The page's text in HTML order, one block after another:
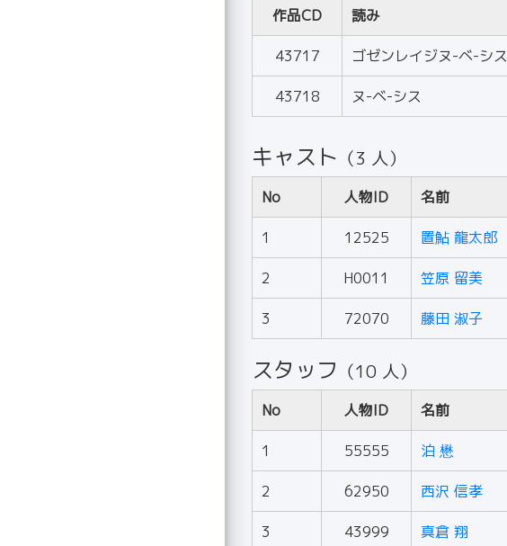
作品CD 読み
43717 ゴゼンレイジヌ-ベ-シス
43718 ヌ-ベ-シス
キャスト （3 人）
No 人物ID 名前
1 12525 置鮎 龍太郎
2 H0011 笠原 留美
3 72070 藤田 淑子
スタッフ （10 人）
No 人物ID 名前
1 55555 泊 懋
2 62950 西沢 信孝
3 43999 真倉 翔